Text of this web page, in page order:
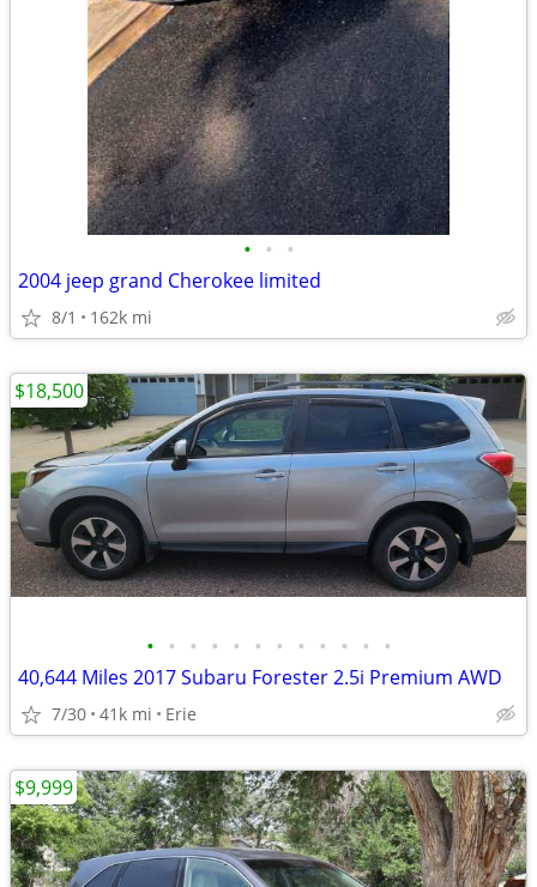
• • •
2004 jeep grand Cherokee limited
8/1 162k mi
• • • • • • • • • • • •
40,644 Miles 2017 Subaru Forester 2.5i Premium AWD
7/30 41k mi Erie
$18,500
$9,999